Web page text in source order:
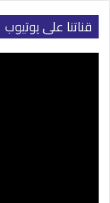
قناتنا على يوتيوب